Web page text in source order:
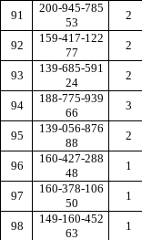
91
200-945-785
53
2
92
159-417-122
77
2
93
139-685-591
24
2
94
188-775-939
66
3
95
139-056-876
88
2
96
160-427-288
48
1
97
160-378-106
50
1
98
149-160-452
63
1